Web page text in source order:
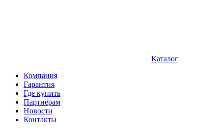
Каталог
Компания
Гарантия
Где купить
Партнёрам
Новости
Контакты